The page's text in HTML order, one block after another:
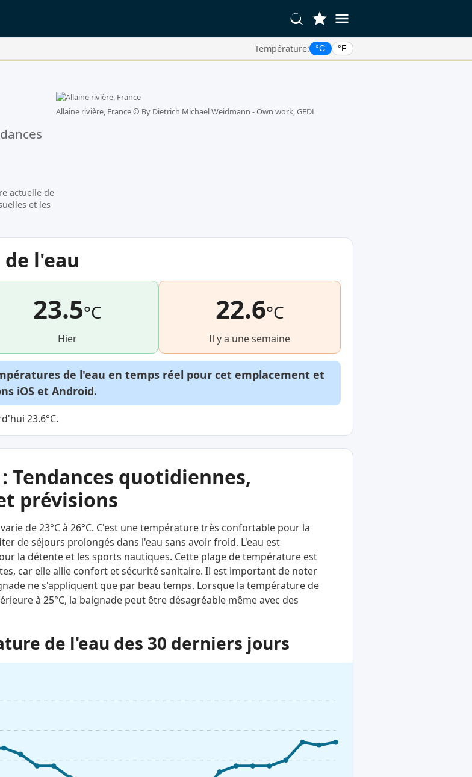
Température: °C °F
actuelle de
et les
Allaine rivière, France © By Dietrich Michael Weidmann - Own work, GFDL
l'eau
23.5°C
Hier
22.6°C
Il y a une semaine
de l'eau en temps réel pour cet emplacement et
iOS et Android.
23.6°C.
Tendances quotidiennes,
prévisions
de 23°C à 26°C. C'est une température très confortable pour la
de séjours prolongés dans l'eau sans avoir froid. L'eau est
la détente et les sports nautiques. Cette plage de température est
car elle allie confort et sécurité sanitaire. Il est important de noter
ne s'appliquent que par beau temps. Lorsque la température de
à 25°C, la baignade peut être désagréable même avec des
de l'eau des 30 derniers jours